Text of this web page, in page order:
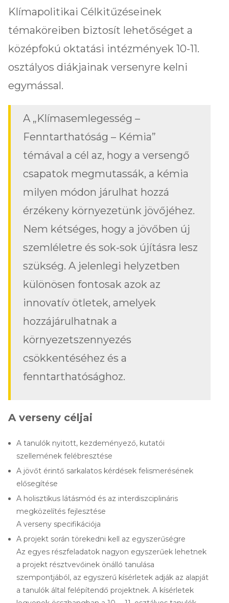
Klímapolitikai Célkitűzéseinek
témaköreiben biztosít lehetőséget a
középfokú oktatási intézmények 10-11.
osztályos diákjainak versenyre kelni
egymással.
A „Klímasemlegesség –
Fenntarthatóság – Kémia”
témával a cél az, hogy a versengő
csapatok megmutassák, a kémia
milyen módon járulhat hozzá
érzékeny környezetünk jövőjéhez.
Nem kétséges, hogy a jövőben új
szemléletre és sok-sok újításra lesz
szükség. A jelenlegi helyzetben
különösen fontosak azok az
innovatív ötletek, amelyek
hozzájárulhatnak a
környezetszennyezés
csökkentéséhez és a
fenntarthatósághoz.
A verseny céljai
A tanulók nyitott, kezdeményező, kutatói
szellemének felébresztése
A jövőt érintő sarkalatos kérdések felismerésének
elősegítése
A holisztikus látásmód és az interdiszciplináris
megközelítés fejlesztése
A verseny specifikációja
A projekt során törekedni kell az egyszerűségre
Az egyes részfeladatok nagyon egyszerűek lehetnek
a projekt résztvevőinek önálló tanulása
szempontjából, az egyszerű kísérletek adják az alapját
a tanulók által felépítendő projektnek. A kísérletek